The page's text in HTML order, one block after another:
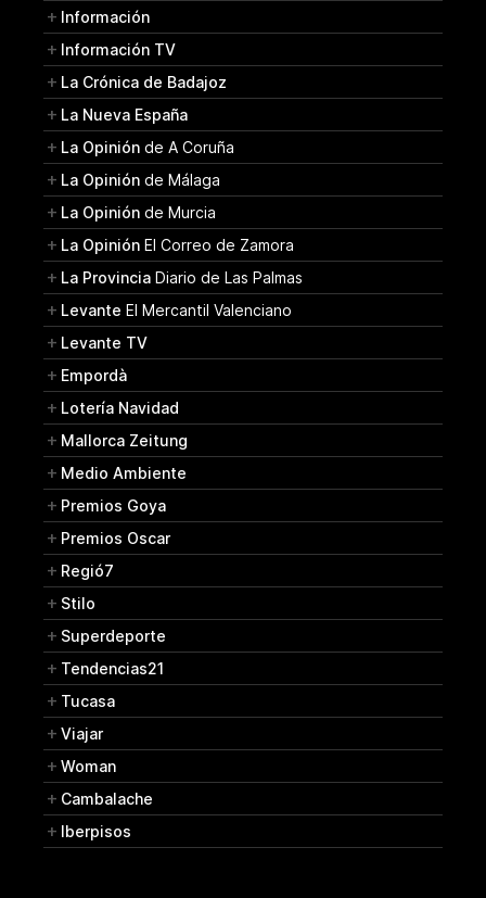
Información
Información TV
La Crónica de Badajoz
La Nueva España
La Opinión de A Coruña
La Opinión de Málaga
La Opinión de Murcia
La Opinión El Correo de Zamora
La Provincia Diario de Las Palmas
Levante El Mercantil Valenciano
Levante TV
Empordà
Lotería Navidad
Mallorca Zeitung
Medio Ambiente
Premios Goya
Premios Oscar
Regió7
Stilo
Superdeporte
Tendencias21
Tucasa
Viajar
Woman
Cambalache
Iberpisos